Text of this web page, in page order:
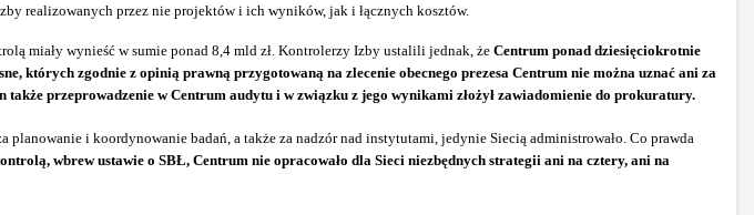
realizowanych przez nie projektów i ich wyników, jak i łącznych kosztów.
miały wynieść w sumie ponad 8,4 mld zł. Kontrolerzy Izby ustalili jednak, że Centrum ponad dziesięciokrotnie
których zgodnie z opinią prawną przygotowaną na zlecenie obecnego prezesa Centrum nie można uznać ani za
przeprowadzenie w Centrum audytu i w związku z jego wynikami złożył zawiadomienie do prokuratury.
i koordynowanie badań, a także za nadzór nad instytutami, jedynie Siecią administrowało. Co prawda
wbrew ustawie o SBŁ, Centrum nie opracowało dla Sieci niezbędnych strategii ani na cztery, ani na